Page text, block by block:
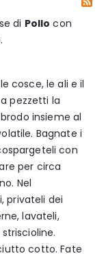
di Pollo con
cosce, le ali e il
pezzetti la
insieme al
Bagnate i
con
per circa
Nel
privateli dei
lavateli,
cotto. Fate